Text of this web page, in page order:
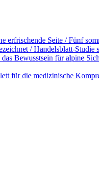
erfrischende Seite / Fünf
/ Handelsblatt-
Bewusstsein für alpine
für die medizinische